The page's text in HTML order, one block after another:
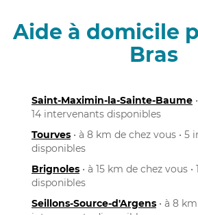
Aide à domicile
Bras
Saint-Maximin-la-Sainte-Baume
14 intervenants disponibles
Tourves • à 8 km de chez vous • 5
disponibles
Brignoles • à 15 km de chez vous
disponibles
Seillons-Source-d'Argens • à 8